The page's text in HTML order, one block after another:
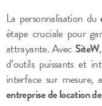
La personnalisation du
étape cruciale pour
attrayante. Avec SiteW
d’outils puissants et
interface sur mesure,
entreprise de location